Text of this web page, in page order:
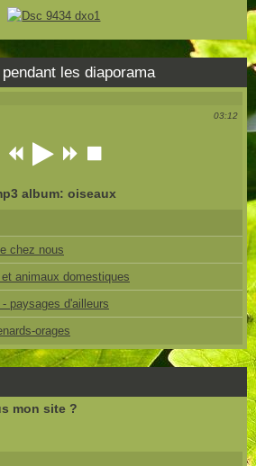
les diaporama
03:12
album: oiseaux
chez nous
animaux domestiques
paysages d'ailleurs
orages
mon site ?